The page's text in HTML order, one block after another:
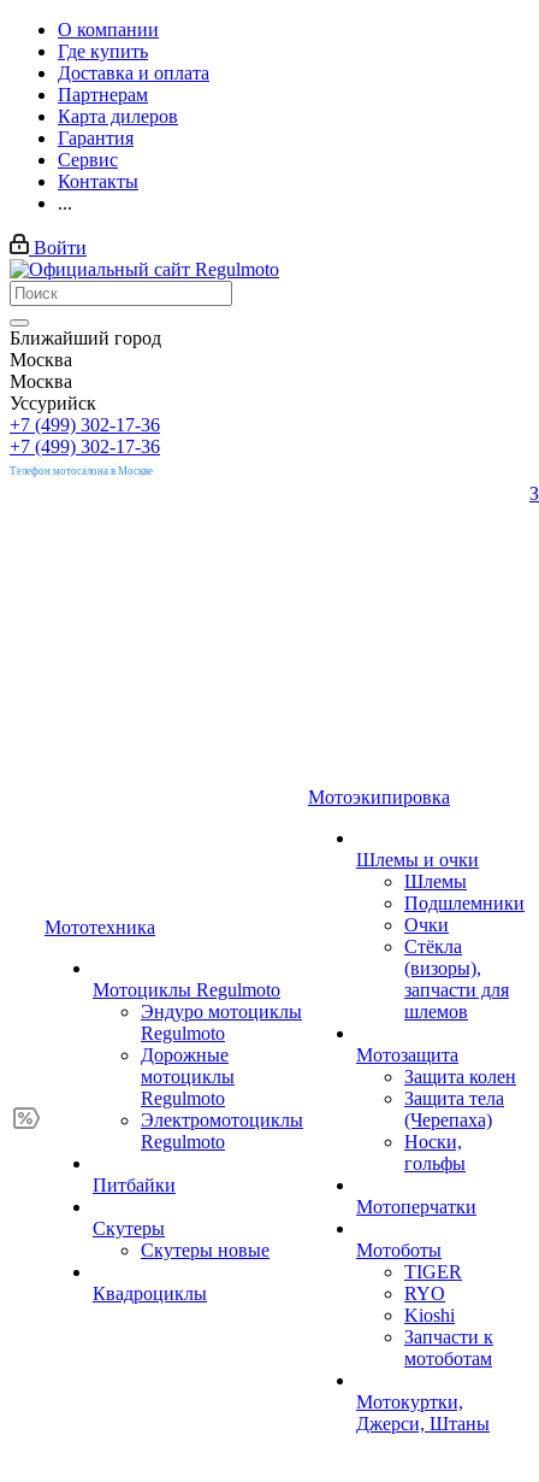
О компании
Где купить
Доставка и оплата
Партнерам
Карта дилеров
Гарантия
Сервис
Контакты
...
Войти
Ближайший город
Москва
Москва
Уссурийск
+7 (499) 302-17-36
+7 (499) 302-17-36
Телефон мотосалона в Москве
Мототехника
Мотоциклы Regulmoto
Эндуро мотоциклы
Regulmoto
Дорожные
мотоциклы
Regulmoto
Электромотоциклы
Regulmoto
Питбайки
Скутеры
Скутеры новые
Квадроциклы
Мотоэкипировка
Шлемы и очки
Шлемы
Подшлемники
Очки
Стёкла
(визоры),
запчасти для
шлемов
Мотозащита
Защита колен
Защита тела
(Черепаха)
Носки,
гольфы
Мотоперчатки
Мотоботы
TIGER
RYO
Kioshi
Запчасти к
мотоботам
Мотокуртки,
Джерси, Штаны